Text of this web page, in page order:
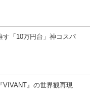
す「10万円台」神コスパ
VIVANT』の世界観再現